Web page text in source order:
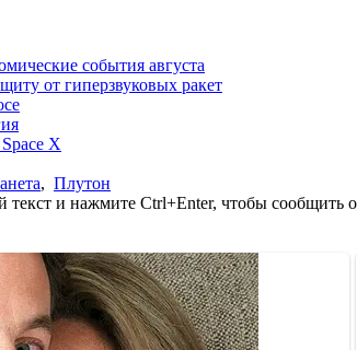
события августа
от гиперзвуковых ракет
X
, Плутон
и нажмите Ctrl+Enter, чтобы сообщить